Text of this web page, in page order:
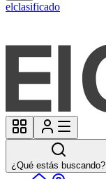
elclasificado
¿Qué estás buscando?